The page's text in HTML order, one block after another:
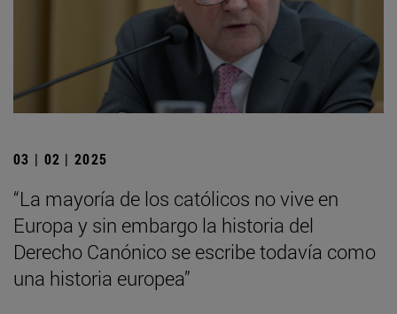
03 | 02 | 2025
“La mayoría de los católicos no vive en
Europa y sin embargo la historia del
Derecho Canónico se escribe todavía como
una historia europea”